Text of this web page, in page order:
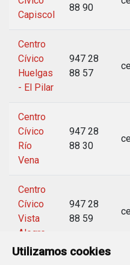
Utilizamos cookies
Capiscol
88 90
Centro
Cívico
Huelgas
- El Pilar
947 28
88 57
Centro
Cívico
Río
Vena
947 28
88 30
Centro
Cívico
Vista
Alegre
947 28
88 59